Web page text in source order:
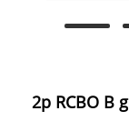
2p RCBO B